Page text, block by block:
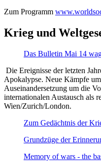
Zum Programm
Krieg und
Das Bulletin Mai 14
Die Ereignisse der letzten
Apokalypse. Neue Kämpfe
Auseinandersetzung um die
internationalen Austausch als
Wien/Zurich/London.
Zum Gedächtnis der
Grundzüge der
Memory of wars - the